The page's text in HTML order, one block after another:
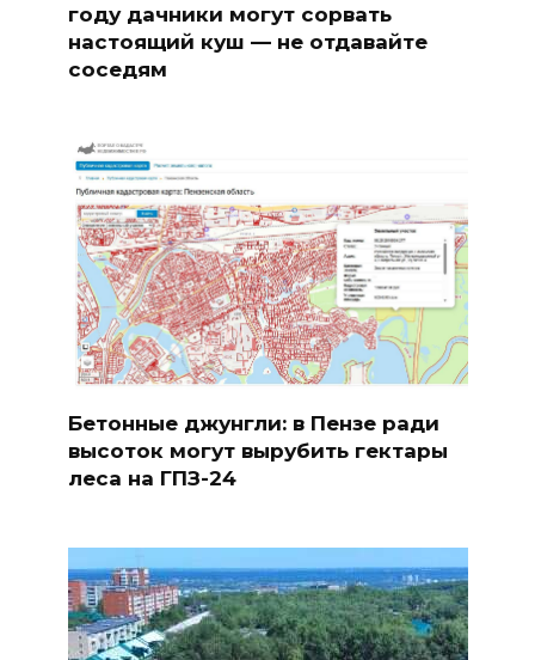
году дачники могут сорвать
настоящий куш — не отдавайте
соседям
Бетонные джунгли: в Пензе ради
высоток могут вырубить гектары
леса на ГПЗ-24